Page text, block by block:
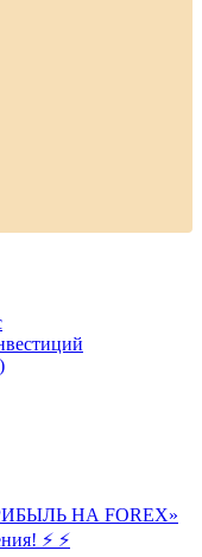
НА FOREX»
⚡ ⚡